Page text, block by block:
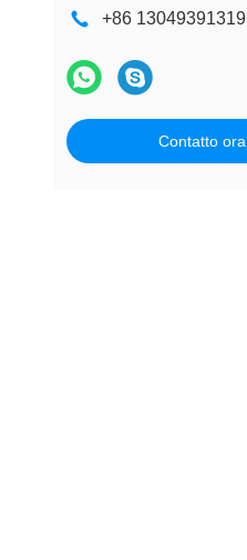
+86 13049391319
Contatto ora